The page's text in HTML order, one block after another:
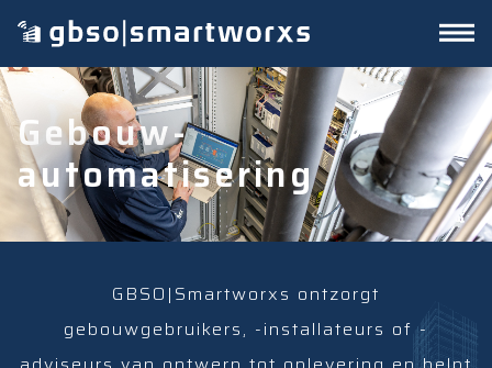
Gebouw-
automatisering
GBSO|Smartworxs ontzorgt
gebouwgebruikers, -installateurs of -